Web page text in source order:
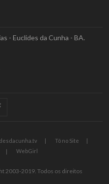
- Euclides da Cunha - BA.
facebook
Tô no Site
WebGirl
2003-2019. Todos os direitos